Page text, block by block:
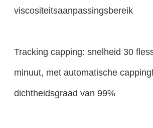
viscositeitsaanpassingsbereik
Tracking capping: snelheid 30
minuut, met automatische
dichtheidsgraad van 99%